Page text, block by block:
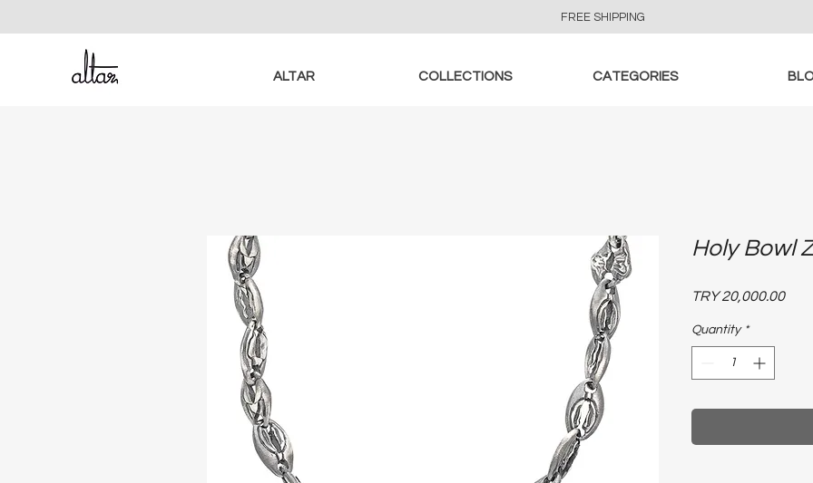
FREE SHIPPING
ALTAR COLLECTIONS CATEGORIES
Holy Bowl
TRY 20,000.00Price
Quantity *